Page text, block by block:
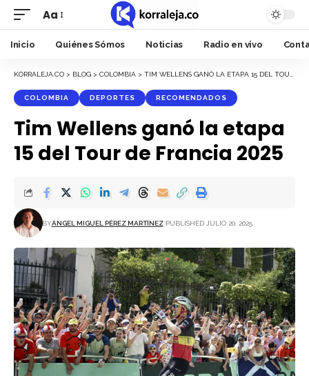
Font
Resizer
Aa
Inicio Quiénes Sómos Noticias Radio en vivo
KORRALEJA.CO > BLOG > COLOMBIA > TIM WELLENS GANÓ LA ETAPA 15 DEL TOUR DE FRANCIA 2025
COLOMBIA DEPORTES RECOMENDADOS
Tim Wellens ganó la etapa
15 del Tour de Francia 2025
BYÁNGEL MIGUEL PÉREZ MARTÍNEZ PUBLISHED JULIO 20, 2025